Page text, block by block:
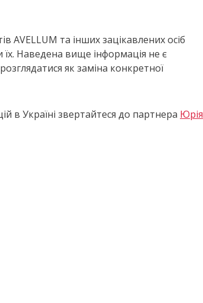
та інших зацікавлених осіб
Наведена вище інформація не є
як заміна конкретної
в Україні звертайтеся до партнера Юрія